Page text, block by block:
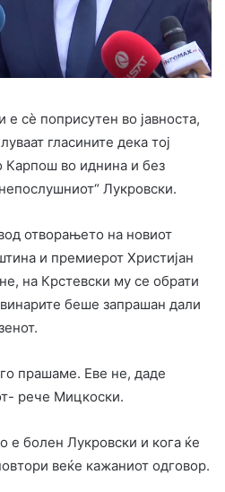
сѐ поприсутен во јавноста,
гласините дека тој
Карпош во иднина и без
Лукровски.
отворањето на новиот
и премиерот Христијан
на Крстевски му се обрати
беше запрашан дали
прашаме. Еве не, даде
рече Мицкоски.
болен Лукровски и кога ќе
веќе кажаниот одговор.